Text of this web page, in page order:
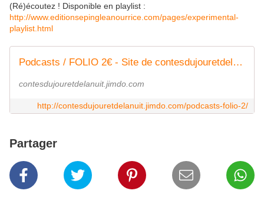
(Ré)écoutez ! Disponible en playlist :
http://www.editionsepingleanourrice.com/pages/experimental-
playlist.html
Podcasts / FOLIO 2€ - Site de contesdujouretdelanuit !
contesdujouretdelanuit.jimdo.com
http://contesdujouretdelanuit.jimdo.com/podcasts-folio-2/
Partager